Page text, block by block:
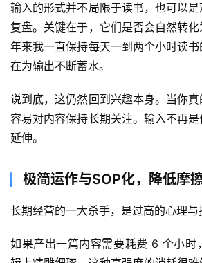
输入的形式并不局限于读书，也可以是
复盘。关键在于，它们是否会自然转
年来我一直保持每天一到两个小时读
在为输出不断蓄水。
说到底，这仍然回到兴趣本身。当你
容易对内容保持长期关注。输入不再
延伸。
极简运作与SOP化，降低摩
长期经营的一大杀手，是过高的心理与
如果产出一篇内容需要耗费 6 个小时